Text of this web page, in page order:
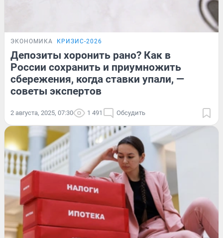
ЭКОНОМИКА КРИЗИС-2026
Депозиты хоронить рано? Как в
России сохранить и приумножить
сбережения, когда ставки упали, —
советы экспертов
2 августа, 2025, 07:30 1 491 Обсудить